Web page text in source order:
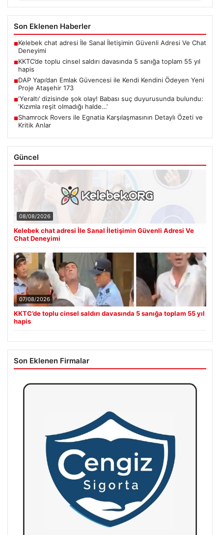
Son Eklenen Haberler
■Kelebek chat adresi İle Sanal İletişimin Güvenli Adresi Ve Chat
Deneyimi
■KKTC’de toplu cinsel saldırı davasında 5 sanığa toplam 55 yıl
hapis
■DAP Yapı’dan Emlak Güvencesi ile Kendi Kendini Ödeyen Yeni
Proje Ataşehir 173
■‘Yeraltı’ dizisinde şok olay! Babası suç duyurusunda bulundu:
‘Kızımla reşit olmadığı halde…’
■Shamrock Rovers ile Egnatia Karşılaşmasının Detaylı Özeti ve
Kritik Anlar
Güncel
08/08/2026
Kelebek chat adresi İle Sanal İletişimin Güvenli Adresi Ve
Chat Deneyimi
07/08/2026
KKTC’de toplu cinsel saldırı davasında 5 sanığa toplam 55 yıl
hapis
Son Eklenen Firmalar